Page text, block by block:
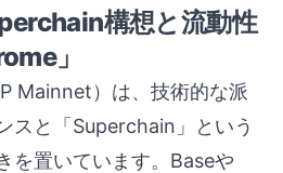
構想と流動性
」
Mainnet）は、技術的な派
スと「Superchain」という
を置いています。Baseや